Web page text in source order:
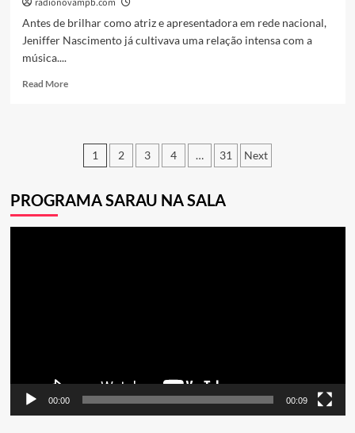
radionovampb.com
Antes de brilhar como atriz e apresentadora em rede nacional,
Jeniffer Nascimento já cultivava uma relação intensa com a
música....
Read MoreRead
Palcos
Jornada
Navegação
posts
1 2 3 4 … 31 Next
PROGRAMA SARAU NA SALA
00:00 00:09